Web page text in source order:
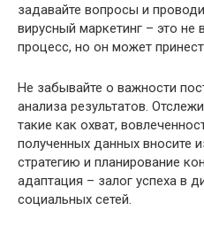
задавайте вопросы и
вирусный маркетинг – это не
процесс, но он может
Не забывайте о важности
анализа результатов.
такие как охват,
полученных данных вносите
стратегию и планирование
адаптация – залог успеха в
социальных сетей.